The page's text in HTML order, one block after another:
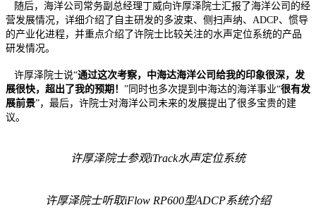
随后，海洋公司常务副总经理丁威向许厚泽院士汇报了海洋公司的经
营发展情况，详细介绍了自主研发的多波束、侧扫声纳、ADCP、惯导
的产业化进程，并重点介绍了许院士比较关注的水声定位系统的产品
研发情况。
许厚泽院士说“通过这次考察，中海达海洋公司给我的印象很深，发
展很快，超出了我的预期！ ”同时也多次提到中海达的海洋事业“很有发
展前景”，最后，许院士对海洋公司未来的发展提出了很多宝贵的建
议。
许厚泽院士参观iTrack水声定位系统
许厚泽院士听取iFlow RP600型ADCP系统介绍